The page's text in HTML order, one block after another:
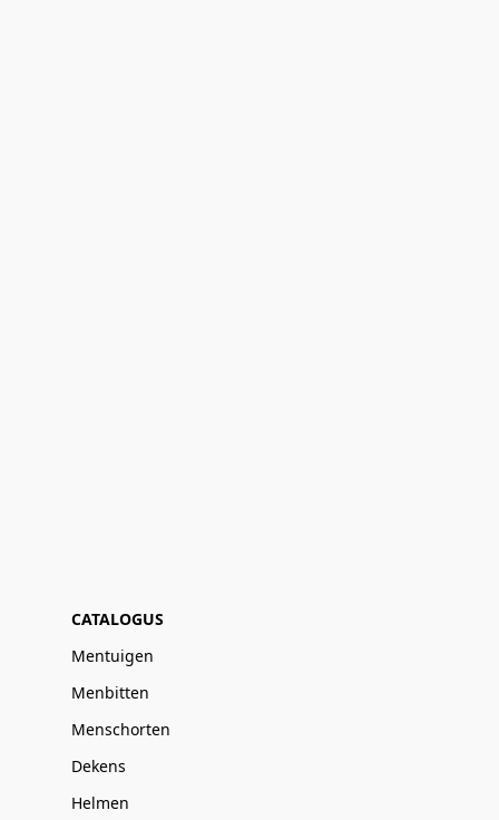
CATALOGUS
Mentuigen
Menbitten
Menschorten
Dekens
Helmen